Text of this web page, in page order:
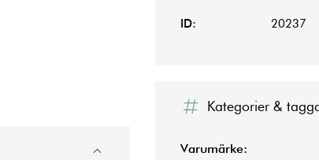
ID: 20237
Kategorier &
Varumärke: